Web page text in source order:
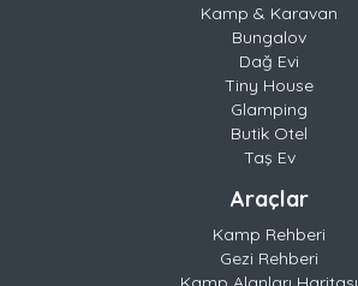
Kamp & Karavan
Bungalov
Dağ Evi
Tiny House
Glamping
Butik Otel
Taş Ev
Araçlar
Kamp Rehberi
Gezi Rehberi